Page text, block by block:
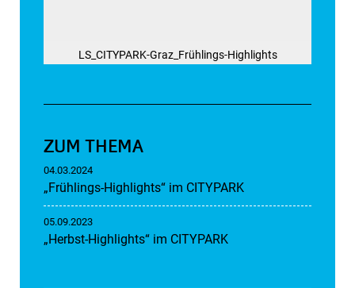
LS_CITYPARK-Graz_Frühlings-Highlights
ZUM THEMA
04.03.2024
„Frühlings-Highlights“ im CITYPARK
05.09.2023
„Herbst-Highlights“ im CITYPARK